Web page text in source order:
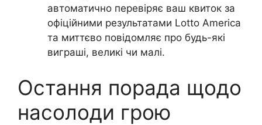
автоматично перевіряє ваш квиток за
офіційними результатами Lotto America
та миттєво повідомляє про будь-які
виграші, великі чи малі.
Остання порада щодо
насолоди грою